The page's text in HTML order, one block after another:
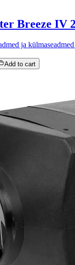
Breeze IV
ja
Add to cart